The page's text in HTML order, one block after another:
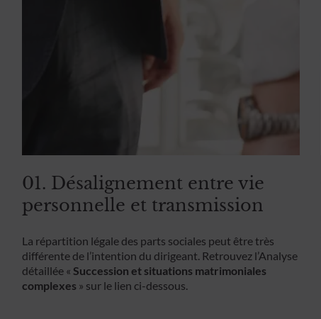
01. Désalignement entre vie
personnelle et transmission
La répartition légale des parts sociales peut être très
différente de l’intention du dirigeant. Retrouvez l’Analyse
détaillée « Succession et situations matrimoniales
complexes » sur le lien ci-dessous.